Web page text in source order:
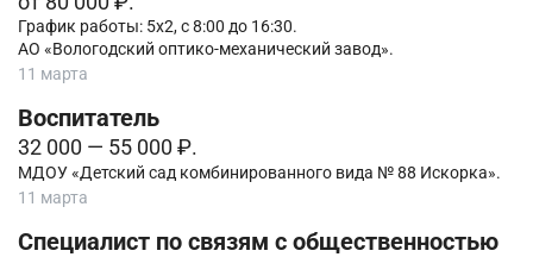
График работы: 5х2, с 8:00 до 16:30.
АО «Вологодский оптико-механический завод».
11 марта
Воспитатель
32 000 — 55 000 ₽.
МДОУ «Детский сад комбинированного вида № 88 Искорка».
11 марта
Специалист по связям с общественностью